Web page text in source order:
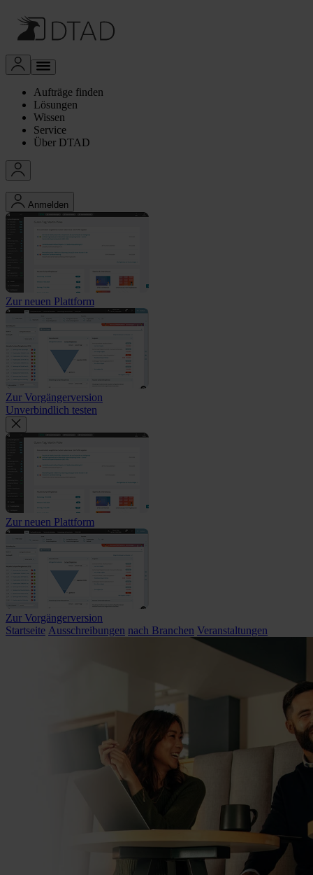
Aufträge finden
Lösungen
Wissen
Service
Über DTAD
Anmelden
Zur neuen Plattform
Zur Vorgängerversion
Unverbindlich testen
Zur neuen Plattform
Zur Vorgängerversion
Startseite Ausschreibungen nach Branchen Veranstaltungen